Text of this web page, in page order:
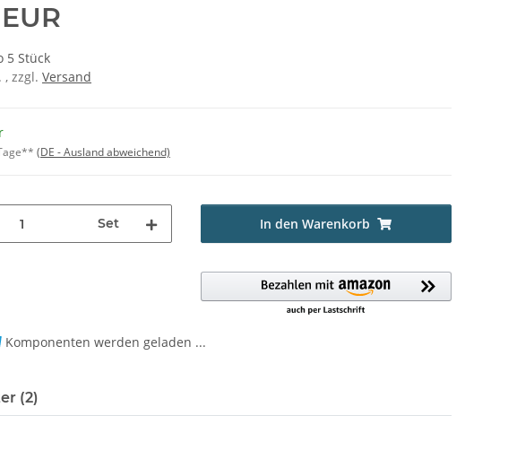
5 Stück
, zzgl. Versand
(DE - Ausland abweichend)
Set In den Warenkorb
Komponenten werden geladen ...
(2)